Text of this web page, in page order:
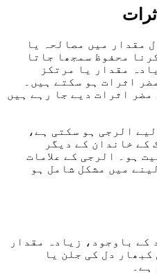
مقدار میں مصالحہ یا
محفوظ سمجھا جاتا
مقدار یا مرتکز
اثرات ہو سکتے ہیں۔
مضر اثرات دیے جا رہے ہیں
الرجی ہو سکتی ہے،
کے خاندان کے دیگر
ہو۔ الرجی کے علامات
میں مشکل شامل ہو
کے باوجود، زیادہ مقدار
دل کی جلن یا